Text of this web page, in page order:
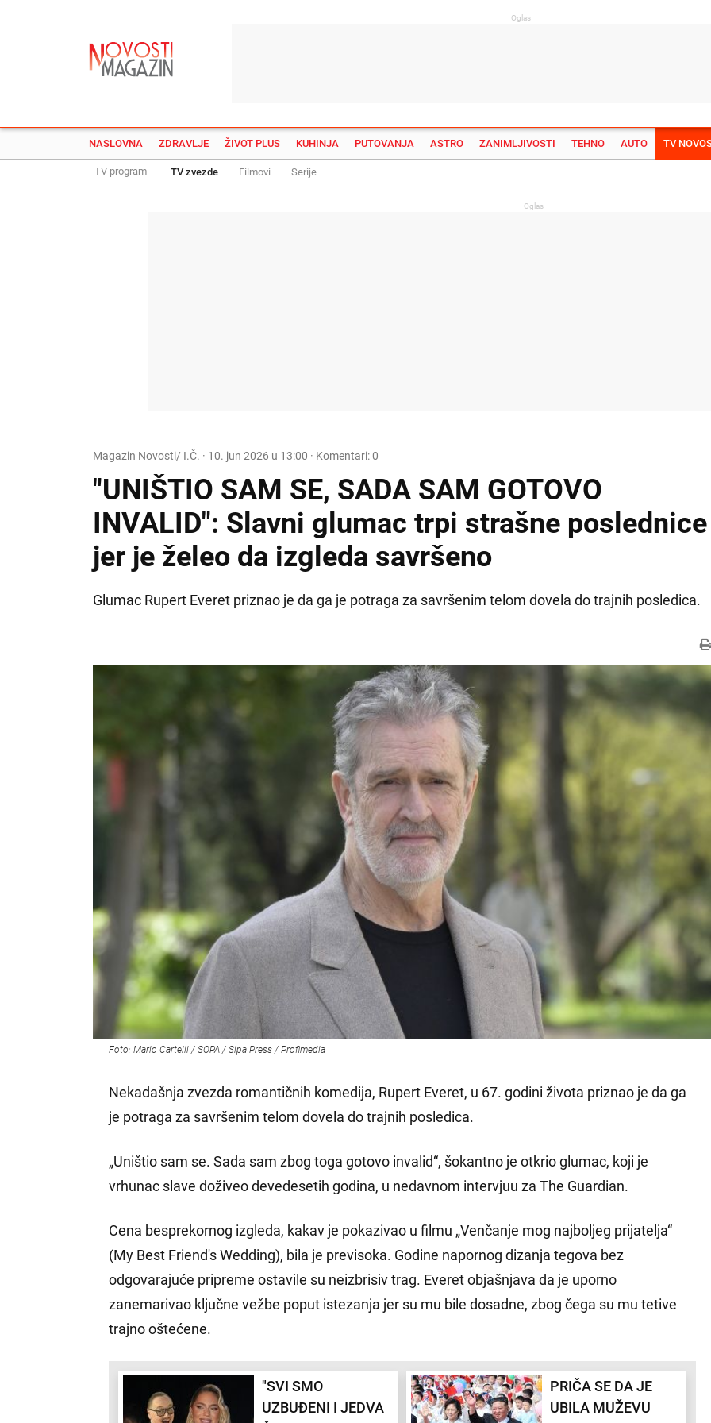
Oglas
NASLOVNA ZDRAVLJE ŽIVOT PLUS KUHINJA PUTOVANJA ASTRO ZANIMLJIVOSTI TEHNO AUTO TV
TV program TV zvezde Filmovi Serije
Oglas
Magazin Novosti/ I.Č. · 10. jun 2026 u 13:00 · Komentari: 0
"UNIŠTIO SAM SE, SADA SAM GOTOVO
INVALID": Slavni glumac trpi strašne poslednice
jer je želeo da izgleda savršeno
Glumac Rupert Everet priznao je da ga je potraga za savršenim telom dovela do trajnih posledica.
Foto: Mario Cartelli / SOPA / Sipa Press / Profimedia
Nekadašnja zvezda romantičnih komedija, Rupert Everet, u 67. godini života priznao je da ga
je potraga za savršenim telom dovela do trajnih posledica.
„Uništio sam se. Sada sam zbog toga gotovo invalid“, šokantno je otkrio glumac, koji je
vrhunac slave doživeo devedesetih godina, u nedavnom intervjuu za The Guardian.
Cena besprekornog izgleda, kakav je pokazivao u filmu „Venčanje mog najboljeg prijatelja“
(My Best Friend's Wedding), bila je previsoka. Godine napornog dizanja tegova bez
odgovarajuće pripreme ostavile su neizbrisiv trag. Everet objašnjava da je uporno
zanemarivao ključne vežbe poput istezanja jer su mu bile dosadne, zbog čega su mu tetive
trajno oštećene.
"SVI SMO
UZBUĐENI I JEDVA
PRIČA SE DA JE
UBILA MUŽEVU